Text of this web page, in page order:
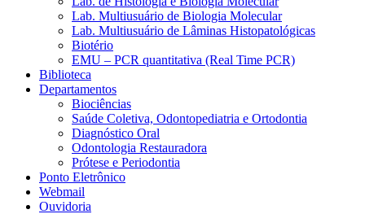
Lab. Multiusuário de Biologia Molecular
Lab. Multiusuário de Lâminas Histopatológicas
Biotério
EMU – PCR quantitativa (Real Time PCR)
Biblioteca
Departamentos
Biociências
Saúde Coletiva, Odontopediatria e Ortodontia
Diagnóstico Oral
Odontologia Restauradora
Prótese e Periodontia
Ponto Eletrônico
Webmail
Ouvidoria